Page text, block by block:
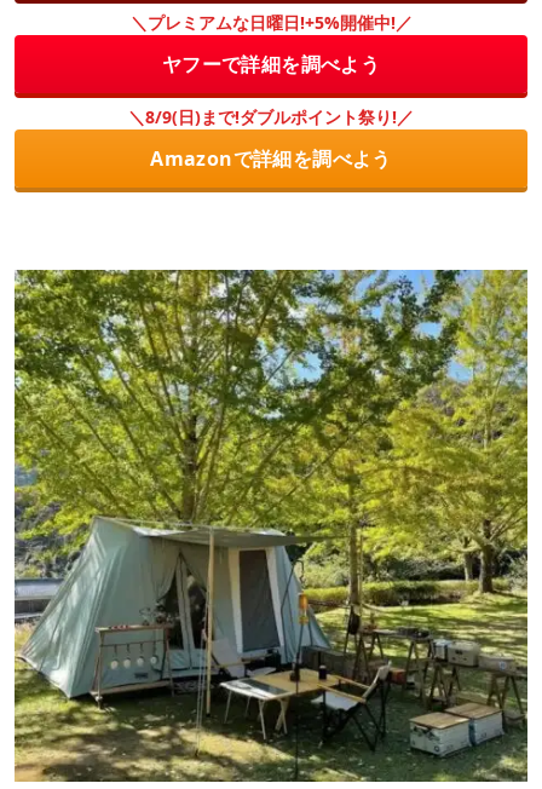
＼プレミアムな日曜日!+5%開催中!／
ヤフーで詳細を調べよう
＼8/9(日)まで!ダブルポイント祭り!／
Amazonで詳細を調べよう